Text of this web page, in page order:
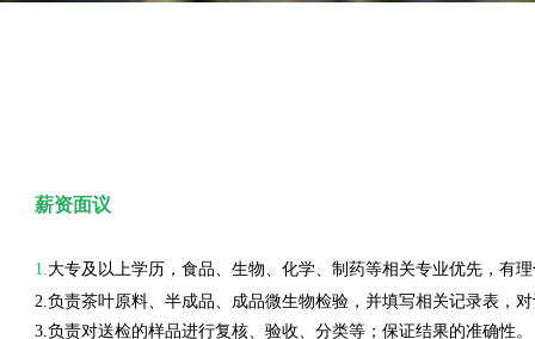
薪资面议
1.大专及以上学历，食品、生物、化学、制药等相关专业优先，有
2.负责茶叶原料、半成品、成品微生物检验，并填写相关记录表，
3.负责对送检的样品进行复核、验收、分类等；保证结果的准确性。